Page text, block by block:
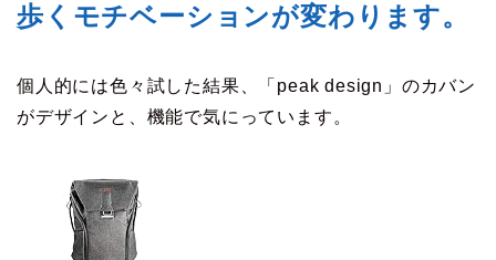
歩くモチベーションが変わります。
個人的には色々試した結果、「peak design」のカバン
がデザインと、機能で気にっています。